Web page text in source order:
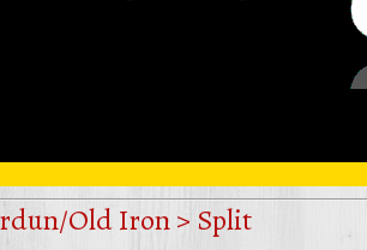
Old Iron > Split